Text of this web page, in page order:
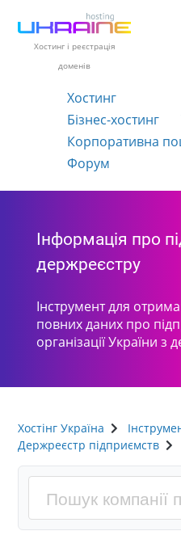
Хостинг і реєстрація
доменів
Хостинг
Бізнес-хостинг
Корпоративна
Форум
Інформація про
держреєстру
Інструмент для
повних даних про
організації України з
Хостінг Україна
Держреєстр підприємств